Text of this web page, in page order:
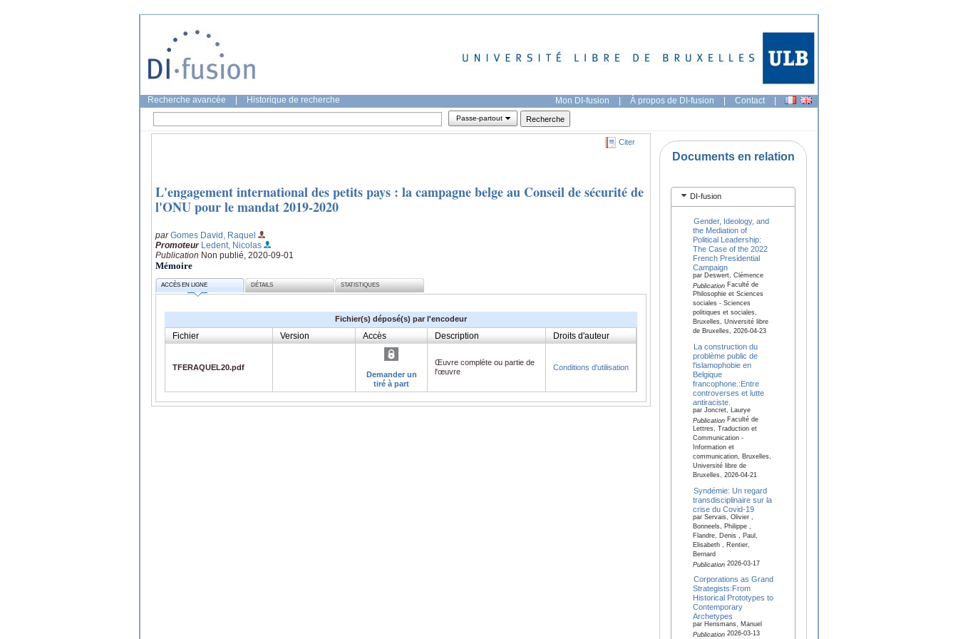
Recherche avancée Historique de recherche Mon DI-fusion | À propos de DI-fusion | Contact |
Passe-partout
Citer
L'engagement international des petits pays : la campagne belge au Conseil de sécurité de
l'ONU pour le mandat 2019-2020
parGomes David, Raquel
Promoteur Ledent, Nicolas
Publication Non publié, 2020-09-01
Mémoire
ACCÈS EN LIGNE DÉTAILS STATISTIQUES
Fichier(s) déposé(s) par l'encodeur
Fichier Version Accès Description Droits d'auteur
TFERAQUEL20.pdf
Demander un
tiré à part
Œuvre complète ou partie de
l'œuvre
Conditions d'utilisation
Documents en relation
DI-fusion
Gender, Ideology, and
the Mediation of
Political Leadership:
The Case of the 2022
French Presidential
Campaign
par Deswert, Clémence
PublicationFaculté de
Philosophie et Sciences
sociales - Sciences
politiques et sociales,
Bruxelles, Université libre
de Bruxelles, 2026-04-23
La construction du
problème public de
l'islamophobie en
Belgique
francophone.:Entre
controverses et lutte
antiraciste.
par Joncret, Laurye
PublicationFaculté de
Lettres, Traduction et
Communication -
Information et
communication, Bruxelles,
Université libre de
Bruxelles, 2026-04-21
Syndémie: Un regard
transdisciplinaire sur la
crise du Covid-19
par Servais, Olivier ,
Bonneels, Philippe ,
Flandre, Denis , Paul,
Elisabeth , Rentier,
Bernard
Publication2026-03-17
Corporations as Grand
Strategists:From
Historical Prototypes to
Contemporary
Archetypes
par Hensmans, Manuel
Publication2026-03-13